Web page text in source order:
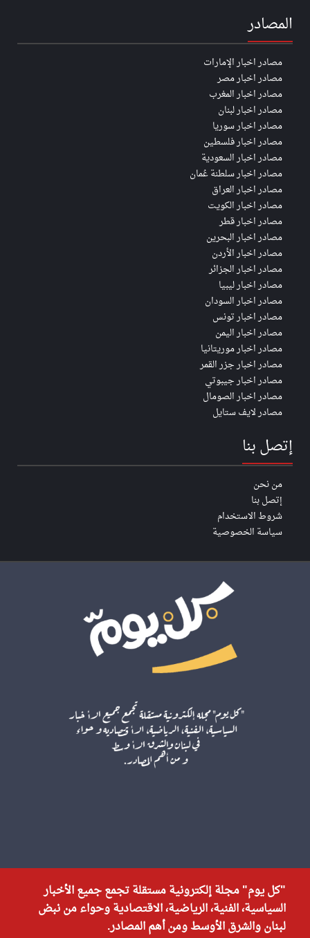
المصادر
مصادر اخبار الإمارات
مصادر اخبار مصر
مصادر اخبار المغرب
مصادر اخبار لبنان
مصادر اخبار سوريا
مصادر اخبار فلسطين
مصادر اخبار السعودية
مصادر اخبار سلطنة عُمان
مصادر اخبار العراق
مصادر اخبار الكويت
مصادر اخبار قطر
مصادر اخبار البحرين
مصادر اخبار الأردن
مصادر اخبار الجزائر
مصادر اخبار ليبيا
مصادر اخبار السودان
مصادر اخبار تونس
مصادر اخبار اليمن
مصادر اخبار موريتانيا
مصادر اخبار جزر القمر
مصادر اخبار جيبوتي
مصادر اخبار الصومال
مصادر لايف ستايل
إتصل بنا
من نحن
إتصل بنا
شروط الاستخدام
سياسة الخصوصية
"كل يوم" مجلة إلكترونية مستقلة تجمع جميع الأخبار
السياسية، الفنية، الرياضية، الاقتصادية وحواء من نبض
لبنان والشرق الأوسط ومن أهم المصادر.